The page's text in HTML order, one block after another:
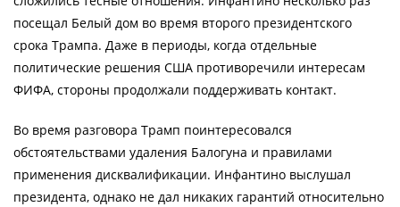
посещал Белый дом во время второго президентского
срока Трампа. Даже в периоды, когда отдельные
политические решения США противоречили интересам
ФИФА, стороны продолжали поддерживать контакт.
Во время разговора Трамп поинтересовался
обстоятельствами удаления Балогуна и правилами
применения дисквалификации. Инфантино выслушал
президента, однако не дал никаких гарантий относительно